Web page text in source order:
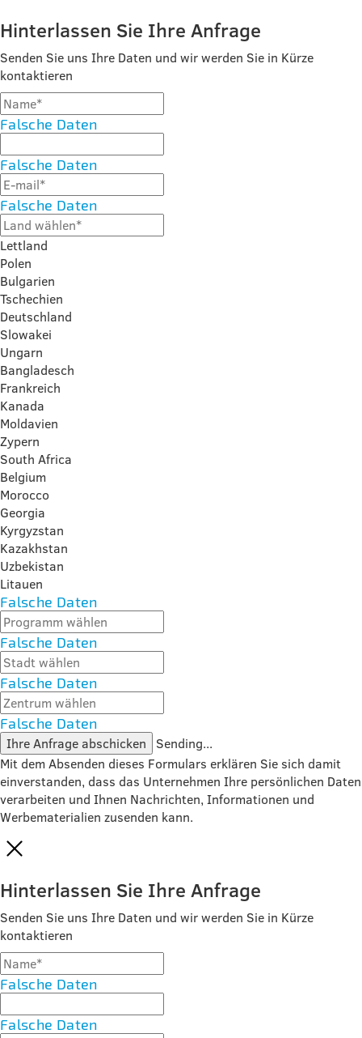
Hinterlassen Sie Ihre Anfrage
Senden Sie uns Ihre Daten und wir werden Sie in Kürze
kontaktieren
Falsche Daten
Falsche Daten
Falsche Daten
Lettland
Polen
Bulgarien
Tschechien
Deutschland
Slowakei
Ungarn
Bangladesch
Frankreich
Kanada
Moldavien
Zypern
South Africa
Belgium
Morocco
Georgia
Kyrgyzstan
Kazakhstan
Uzbekistan
Litauen
Falsche Daten
Falsche Daten
Falsche Daten
Falsche Daten
Ihre Anfrage abschicken
Sending...
Mit dem Absenden dieses Formulars erklären Sie sich damit
einverstanden, dass das Unternehmen Ihre persönlichen Daten
verarbeiten und Ihnen Nachrichten, Informationen und
Werbematerialien zusenden kann.
Hinterlassen Sie Ihre Anfrage
Senden Sie uns Ihre Daten und wir werden Sie in Kürze
kontaktieren
Falsche Daten
Falsche Daten